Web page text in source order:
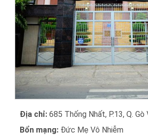
Địa chỉ: 685 Thống Nhất, P.13, Q. Gò
Bổn mạng: Đức Mẹ Vô Nhiễm